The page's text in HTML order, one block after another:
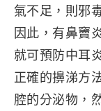
氣不足，則邪
因此，有鼻竇
就可預防中耳
正確的擤涕方
腔的分泌物，